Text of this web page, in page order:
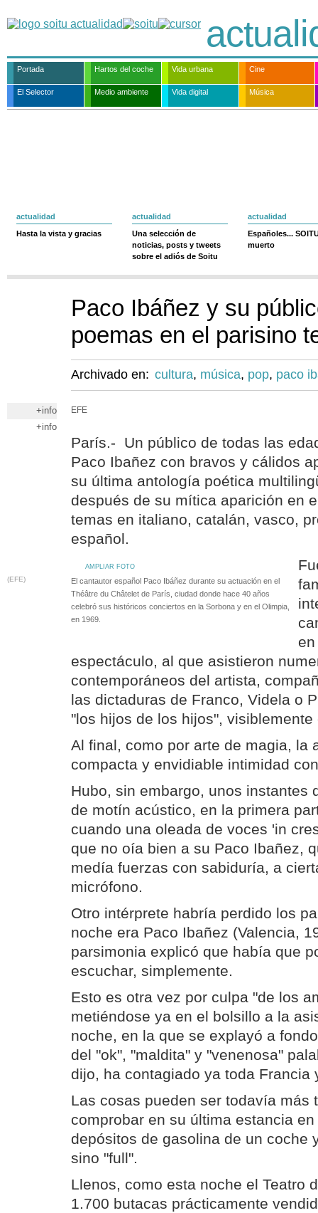
Portada Hartos del coche Vida urbana Cine
El Selector Medio ambiente Vida digital Música
actualidad
Hasta la vista y gracias
actualidad
Una selección de
noticias, posts y tweets
sobre el adiós de Soitu
actualidad
Españoles...
muerto
Paco Ibáñez y su
poemas en el parisino
Archivado en: cultura, música, pop, paco
+info
+info
EFE
París.- Un público de todas las
Paco Ibañez con bravos y cálidos
su última antología poética
después de su mítica aparición en
temas en italiano, catalán, vasco,
español.
AMPLIAR FOTO
(EFE)
El cantautor español Paco Ibáñez durante su actuación en el
Théâtre du Châtelet de París, ciudad donde hace 40 años
celebró sus históricos conciertos en la Sorbona y en el Olimpia,
en 1969.
espectáculo, al que asistieron
contemporáneos del artista,
las dictaduras de Franco, Videla o
"los hijos de los hijos", visiblemente
Al final, como por arte de magia, la
compacta y envidiable intimidad
Hubo, sin embargo, unos instantes
de motín acústico, en la primera
cuando una oleada de voces 'in
que no oía bien a su Paco Ibañez,
medía fuerzas con sabiduría, a
micrófono.
Otro intérprete habría perdido los
noche era Paco Ibañez (Valencia,
parsimonia explicó que había que
escuchar, simplemente.
Esto es otra vez por culpa "de los
metiéndose ya en el bolsillo a la
noche, en la que se explayó a
del "ok", "maldita" y "venenosa"
dijo, ha contagiado ya toda Francia
Las cosas pueden ser todavía más
comprobar en su última estancia
depósitos de gasolina de un coche
sino "full".
Llenos, como esta noche el Teatro
1.700 butacas prácticamente